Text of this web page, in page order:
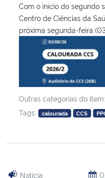
Ministério do Meio Ambiente
Ministério do Turismo
Ministério do Desenvolvimento
Controladoria-Geral da União
Secretaria de Governo
Com o início do segundo
Centro de Ciências da
próxima segunda-feira
Outras categorias do item:
Tags:
calourada CCS
Notícia